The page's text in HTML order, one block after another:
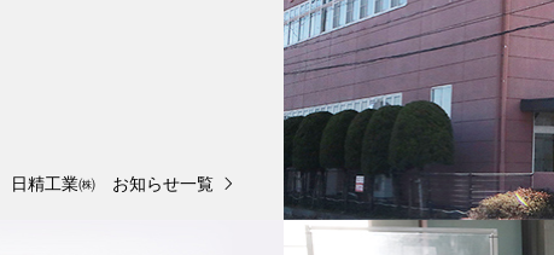
日精工業㈱ お知らせ一覧